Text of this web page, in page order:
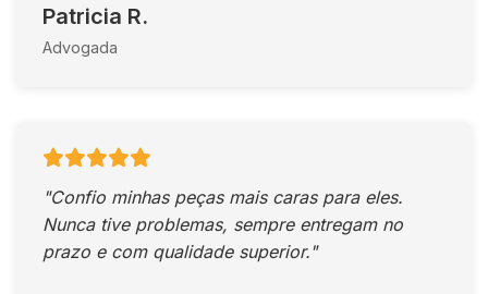
Patricia R.
Advogada
"Confio minhas peças mais caras para eles.
Nunca tive problemas, sempre entregam no
prazo e com qualidade superior."